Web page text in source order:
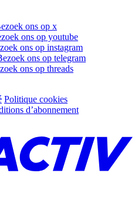
ons op x
ons op youtube
ons op instagram
ons op telegram
ons op threads
Politique cookies
d’abonnement